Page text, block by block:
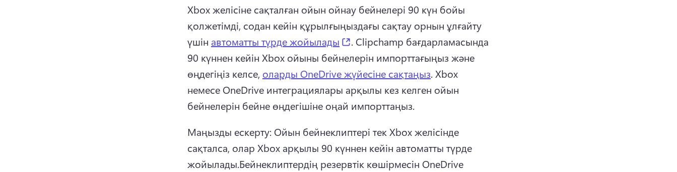
Xbox желісіне сақталған ойын ойнау бейнелері 90 күн бойы
қолжетімді, содан кейін құрылғыңыздағы сақтау орнын ұлғайту
үшін автоматты түрде жойылады (opens in a new tab)
. Clipchamp бағдарламасында
90 күннен кейін Xbox ойыны бейнелерін импорттағыңыз және
өңдегіңіз келсе, оларды OneDrive жүйесіне сақтаңыз. Xbox
немесе OneDrive интеграциялары арқылы кез келген ойын
бейнелерін бейне өңдегішіне оңай импорттаңыз.
Маңызды ескерту: Ойын бейнеклиптері тек Xbox желісінде
сақталса, олар Xbox арқылы 90 күннен кейін автоматты түрде
жойылады.Бейнеклиптердің резервтік көшірмесін OneDrive